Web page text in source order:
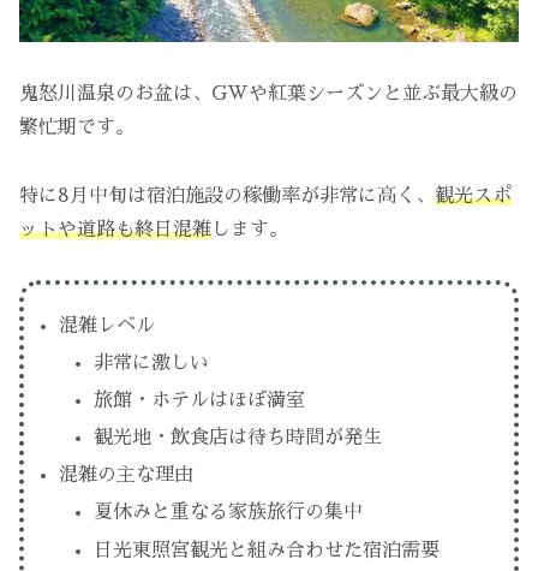
鬼怒川温泉のお盆は、GWや紅葉シーズンと並ぶ最大級の
繁忙期です。
特に8月中旬は宿泊施設の稼働率が非常に高く、 観光スポ
ットや道路も終日混雑します。
混雑レベル
非常に激しい
旅館・ホテルはほぼ満室
観光地・飲食店は待ち時間が発生
混雑の主な理由
夏休みと重なる家族旅行の集中
日光東照宮観光と組み合わせた宿泊需要